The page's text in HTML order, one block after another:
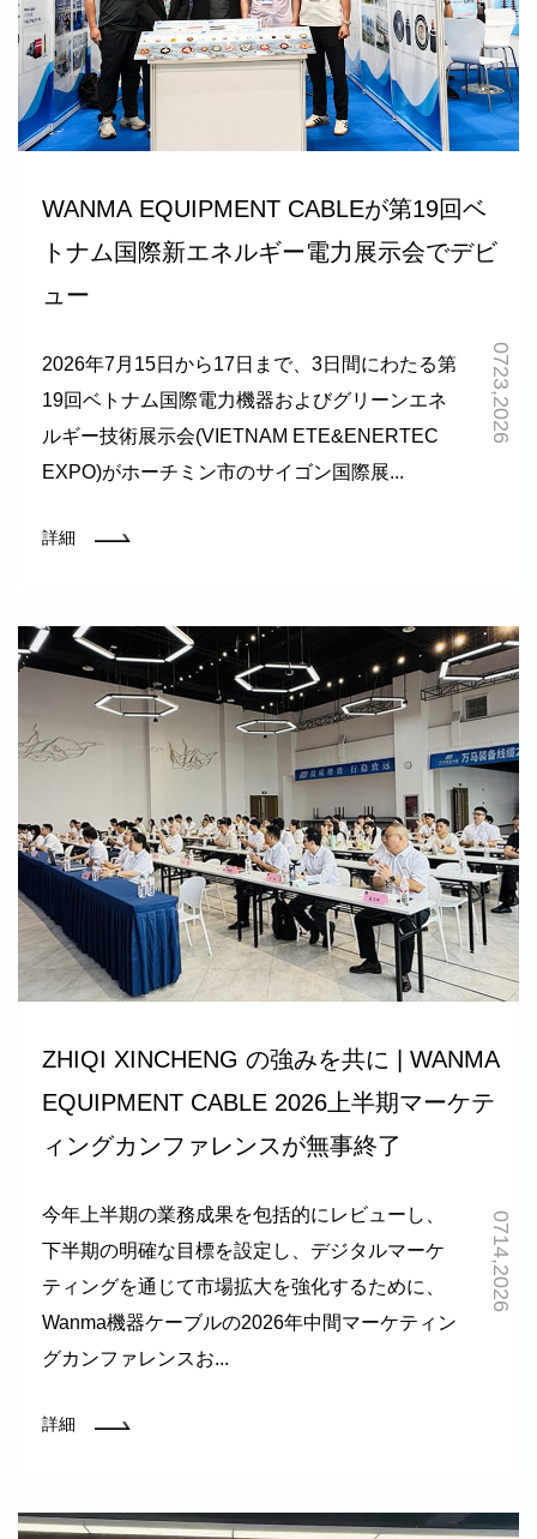
WANMA EQUIPMENT CABLEが第19回ベ
トナム国際新エネルギー電力展示会でデビ
ュー
2026年7月15日から17日まで、3日間にわたる第
19回ベトナム国際電力機器およびグリーンエネ
ルギー技術展示会(VIETNAM ETE&ENERTEC
EXPO)がホーチミン市のサイゴン国際展...
詳細
0723,2026
ZHIQI XINCHENG の強みを共に | WANMA
EQUIPMENT CABLE 2026上半期マーケテ
ィングカンファレンスが無事終了
今年上半期の業務成果を包括的にレビューし、
下半期の明確な目標を設定し、デジタルマーケ
ティングを通じて市場拡大を強化するために、
Wanma機器ケーブルの2026年中間マーケティン
グカンファレンスお...
詳細
0714,2026